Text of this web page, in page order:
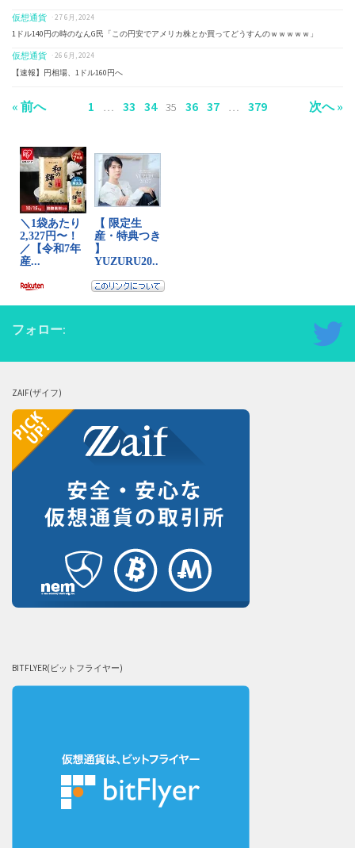
仮想通貨 · 27 6月, 2024
1ドル140円の時のなんG民「この円安でアメリカ株とか買ってどうすんのｗｗｗｗｗ」
仮想通貨 · 26 6月, 2024
【速報】円相場、1ドル160円へ
« 前へ 1 … 33 34 35 36 37 … 379 次へ »
フォロー:
ZAIF(ザイフ)
BITFLYER(ビットフライヤー)